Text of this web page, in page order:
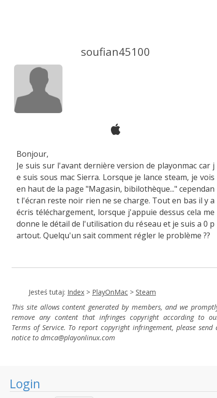
Login
soufian45100
Bonjour,
Je suis sur l'avant dernière version de playonmac car j
e suis sous mac Sierra. Lorsque je lance steam, je vois
en haut de la page "Magasin, bibilothèque..." cependan
t l'écran reste noir rien ne se charge. Tout en bas il y a
écris téléchargement, lorsque j'appuie dessus cela me
donne le détail de l'utilisation du réseau et je suis a 0 p
artout. Quelqu'un sait comment régler le problème ??
Jesteś tutaj: Index > PlayOnMac > Steam
This site allows content generated by members, and we
remove any content that infringes copyright according to
Terms of Service. To report copyright infringement, please send
notice to dmca@playonlinux.com